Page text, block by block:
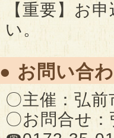
【重要】お
い。
● お問い合
〇主催：弘
〇お問合せ